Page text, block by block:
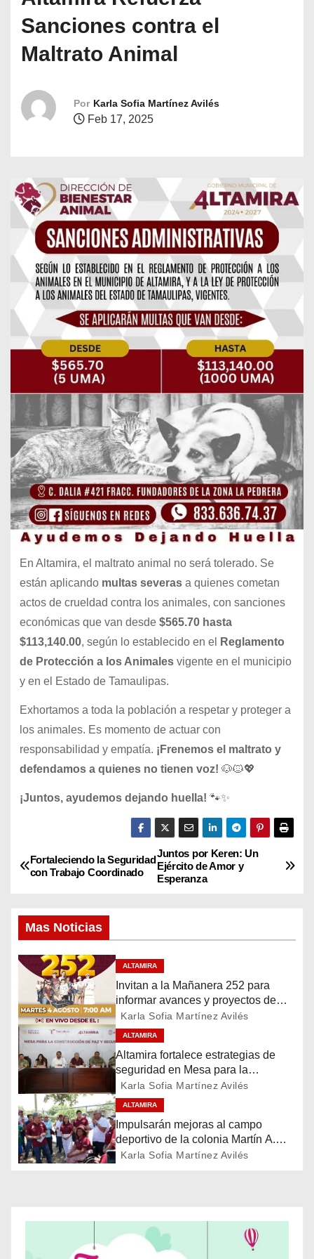
Sanciones contra el
Maltrato Animal
Por Karla Sofia Martínez Avilés
Feb 17, 2025
En Altamira, el maltrato animal no será tolerado. Se
están aplicando multas severasa quienes cometan
actos de crueldad contra los animales, con sanciones
económicas que van desde $565.70 hasta
$113,140.00, según lo establecido en el
Reglamento
de Protección a los Animalesvigente en el municipio
y en el Estado de Tamaulipas.
Exhortamos a toda la población a respetar y proteger a
los animales. Es momento de actuar con
responsabilidad y empatía. ¡Frenemos el maltrato y
defendamos a quienes no tienen voz! 🐶🐱💖
¡Juntos, ayudemos dejando huella! 🐾✨
N
v
e
g
a
c
i
ó
n
d
e
Juntos por Keren: Un
Ejército de Amor y
Esperanza
Fortaleciendo la Seguridad
con Trabajo Coordinado
Mas Noticias
ALTAMIRA
Invitan a la Mañanera 252 para
informar avances y proyectos de
Altamira
Karla Sofia Martínez Avilés
ALTAMIRA
Altamira fortalece estrategias de
seguridad en Mesa para la
Construcción de Paz
Karla Sofia Martínez Avilés
ALTAMIRA
Impulsarán mejoras al campo
deportivo de la colonia Martín A.
Martínez
Karla Sofia Martínez Avilés